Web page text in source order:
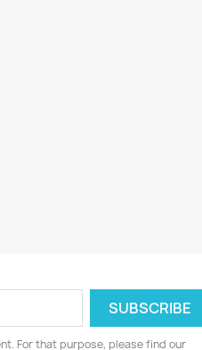
For that purpose, please find our